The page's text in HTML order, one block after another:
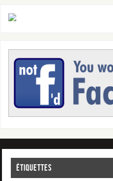
Étiquettes